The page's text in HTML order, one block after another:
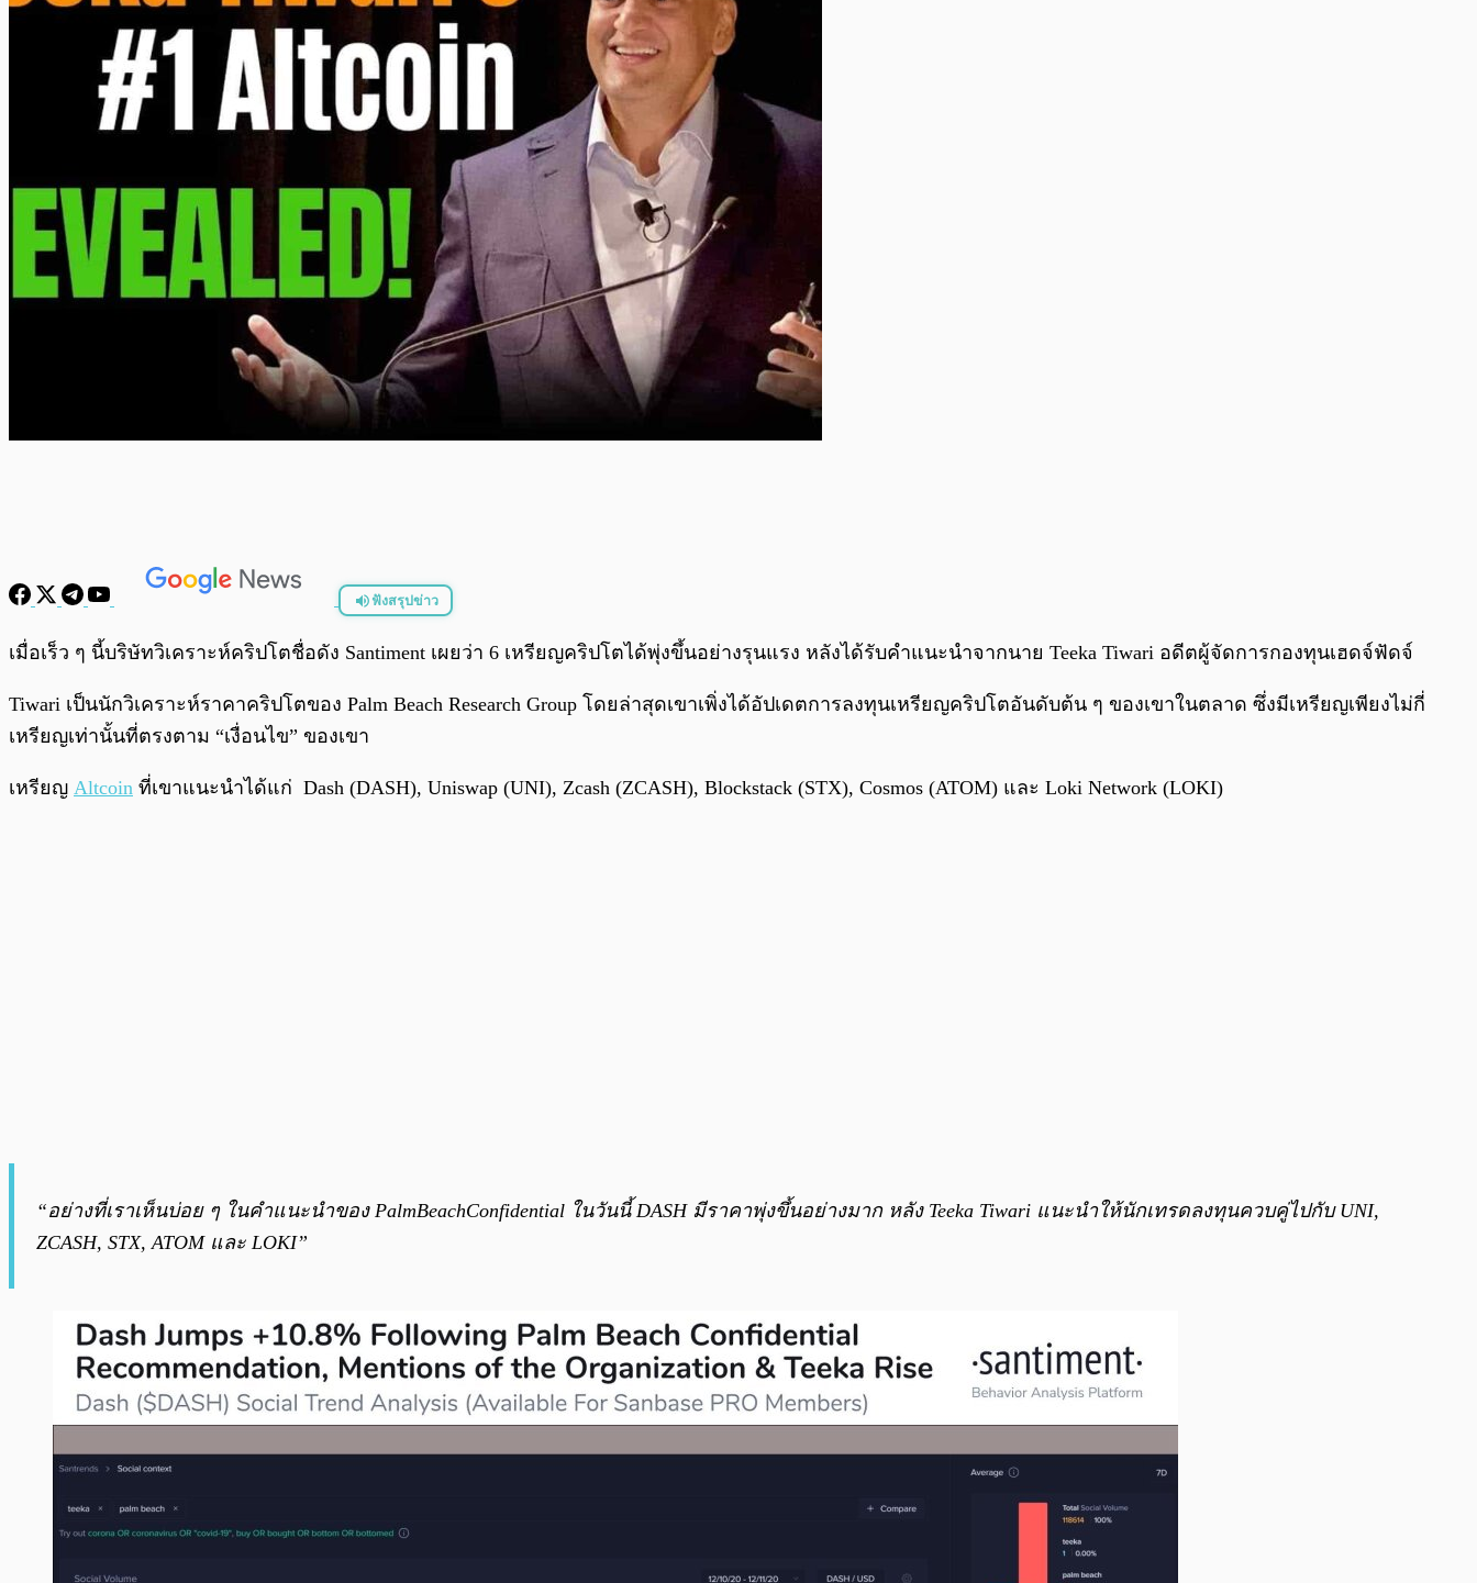
ฟังสรุปข่าว
พร้อมเล่น 0:00
เมื่อเร็ว ๆ นี้บริษัทวิเคราะห์คริปโตชื่อดัง Santiment เผยว่า 6 เหรียญคริปโตได้พุ่งขึ้นอย่างรุนแรง หลังได้รับคำแนะนำจากนาย Teeka Tiwari อดีตผู้จัดการกองทุนเฮดจ์ฟัดจ์
Tiwari เป็นนักวิเคราะห์ราคาคริปโตของ Palm Beach Research Group โดยล่าสุดเขาเพิ่งได้อัปเดตการลงทุนเหรียญคริปโตอันดับต้น ๆ ของเขาในตลาด ซึ่งมีเหรียญเพียงไม่กี่
เหรียญเท่านั้นที่ตรงตาม “เงื่อนไข” ของเขา
เหรียญ Altcoin ที่เขาแนะนำได้แก่ Dash (DASH), Uniswap (UNI), Zcash (ZCASH), Blockstack (STX), Cosmos (ATOM) และ Loki Network (LOKI)
“อย่างที่เราเห็นบ่อย ๆ ในคำแนะนำของ PalmBeachConfidential ในวันนี้ DASH มีราคาพุ่งขึ้นอย่างมาก หลัง Teeka Tiwari แนะนำให้นักเทรดลงทุนควบคู่ไปกับ UNI,
ZCASH, STX, ATOM และ LOKI”